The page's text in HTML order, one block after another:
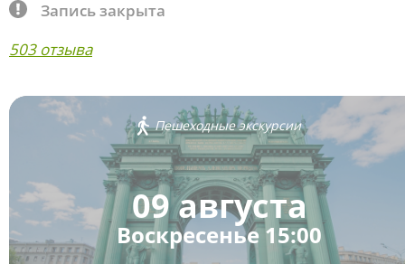
Запись закрыта
503 отзыва
Пешеходные экскурсии
09 августа
Воскресенье 15:00